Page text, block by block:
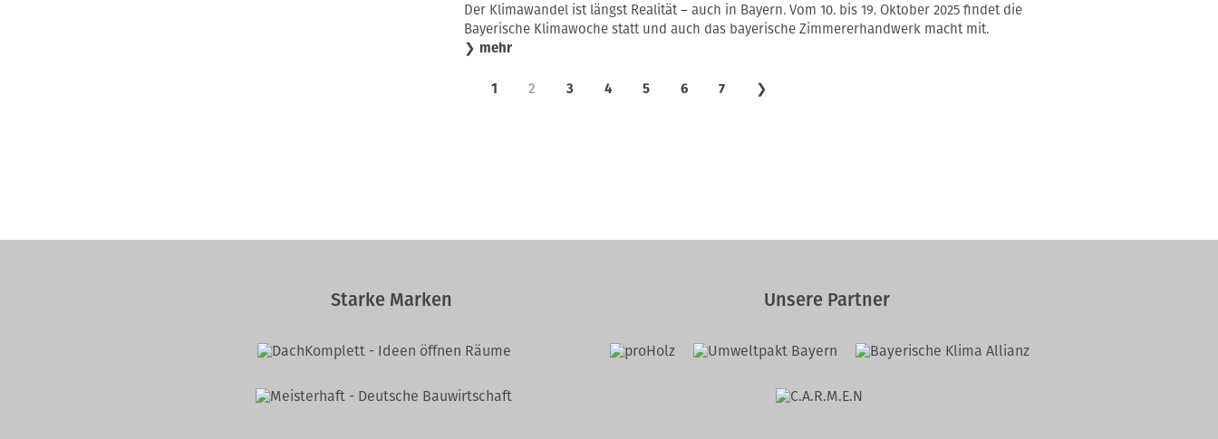
Der Klimawandel ist längst Realität – auch in Bayern. Vom 10. bis 19. Oktober 2025 findet die
Bayerische Klimawoche statt und auch das bayerische Zimmererhandwerk macht mit.
❯ mehr
1 2 3 4 5 6 7 ❯
Starke Marken Unsere Partner